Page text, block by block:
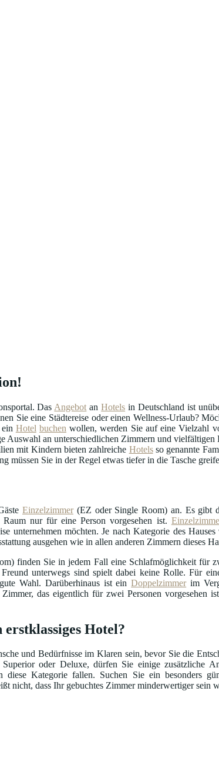
Das Angebot anHotels in Deutschland ist
Sie eine Städtereise oder einen Wellness-Urlaub?
Hotel buchen wollen, werden Sie auf eine Vielzahl
Auswahl an unterschiedlichen Zimmern und vielfältigen
mit Kindern bieten zahlreiche Hotelsso genannte
müssen Sie in der Regel etwas tiefer in die Tasche
Einzelzimmer(EZ oder Single Room) an. Es gibt
nur für eine Person vorgesehen ist.
unternehmen möchten. Je nach Kategorie des
ausgehen wie in allen anderen Zimmern dieses
finden Sie in jedem Fall eine Schlafmöglichkeit für
unterwegs sind spielt dabei keine Rolle. Für
Wahl. Darüberhinaus ist einDoppelzimmerim
das eigentlich für zwei Personen vorgesehen
Hotel?
und Bedürfnisse im Klaren sein, bevor Sie die
oder Deluxe, dürfen Sie einige zusätzliche
diese Kategorie fallen. Suchen Sie ein besonders
nicht, dass Ihr gebuchtes Zimmer minderwertiger sein